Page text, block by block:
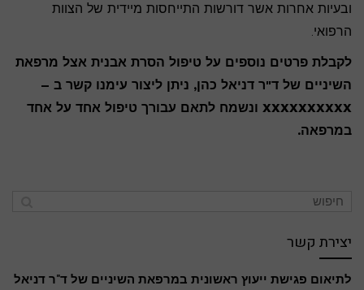
ובעיות אחרות אשר דורשות התייחסות מיידית של הצוות
הרפואי.
לקבלת פרטים נוספים על טיפול הסרת אבנית אצל מרפאת
השיניים של ד"ר דניאל כהן, ניתן ליצור עימנו קשר ב –
XXXXXXXXXX ונשמח לתאם עבורך טיפול אחד על אחד
במרפאה.
יצירת קשר
לתיאום פגישת ייעוץ ראשונית במרפאת השיניים של ד"ר דניאל